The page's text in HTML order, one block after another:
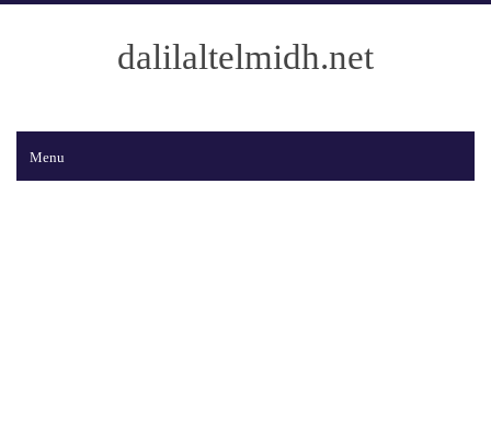
dalilaltelmidh.net
Menu